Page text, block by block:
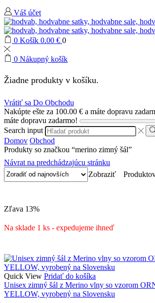
Váš účet
0 Košík 0.00 € 0
0 Nákupný košík
Žiadne produkty v košíku.
Vrátiť sa Do Obchodu
Nakúpte ešte za 100.00 € a máte dopravu
máte dopravu zadarmo!
Search input
Domov Obchod
Produkty so značkou “merino zimný šál”
Návrat na predchádzajúcu stránku
Zobraziť
Zľava 13%
Na sklade 1 ks - expedujeme ihneď
Quick View Pridať do košíka
Unisex zimný šál z Merino vlny so vzorom
YELLOW, vyrobený na Slovensku